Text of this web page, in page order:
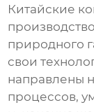
Китайские
природного
свои
направлены
процессов,